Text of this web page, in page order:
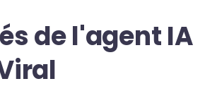
de l'agent IA